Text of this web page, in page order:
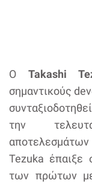
ΟTakashi
σημαντικούς
την
Tezuka έπαιξε
των πρώτων